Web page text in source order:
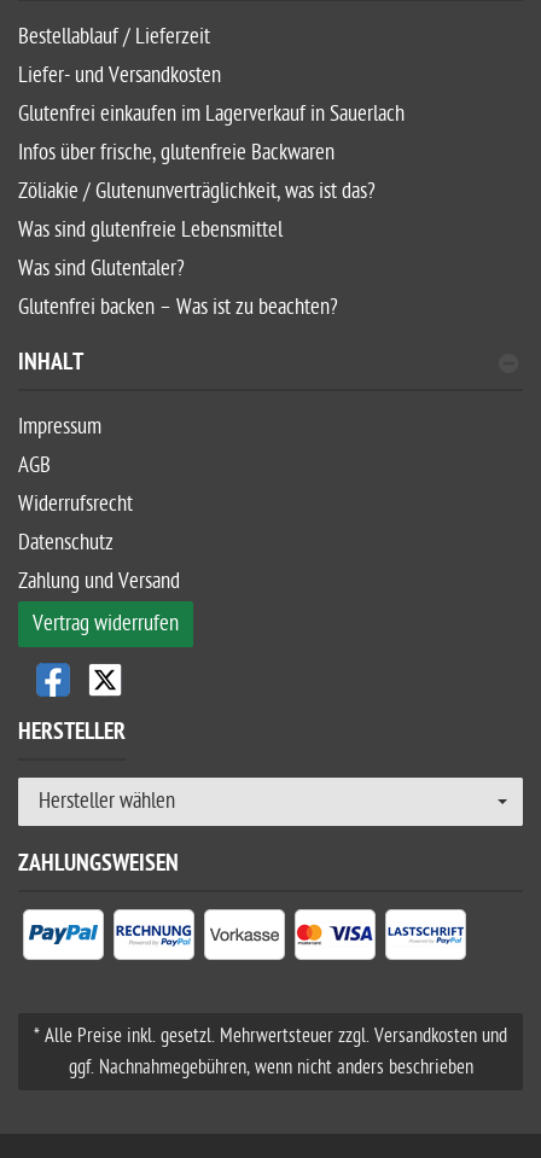
Bestellablauf / Lieferzeit
Liefer- und Versandkosten
Glutenfrei einkaufen im Lagerverkauf in Sauerlach
Infos über frische, glutenfreie Backwaren
Zöliakie / Glutenunverträglichkeit, was ist das?
Was sind glutenfreie Lebensmittel
Was sind Glutentaler?
Glutenfrei backen – Was ist zu beachten?
INHALT
Impressum
AGB
Widerrufsrecht
Datenschutz
Zahlung und Versand
Vertrag widerrufen
HERSTELLER
Hersteller wählen
ZAHLUNGSWEISEN
* Alle Preise inkl. gesetzl. Mehrwertsteuer zzgl. Versandkosten und
ggf. Nachnahmegebühren, wenn nicht anders beschrieben